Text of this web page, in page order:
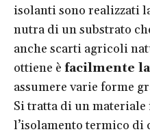
isolanti sono realizzati
nutra di un substrato
anche scarti agricoli
ottiene è facilmente
assumere varie forme
Si tratta di un
l’isolamento termico di